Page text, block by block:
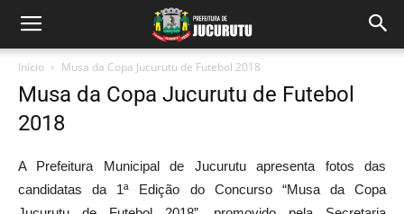
Início Musa da Copa Jucurutu de Futebol 2018
Musa da Copa Jucurutu de Futebol
2018
A Prefeitura Municipal de Jucurutu apresenta fotos das
candidatas da 1ª Edição do Concurso “Musa da Copa